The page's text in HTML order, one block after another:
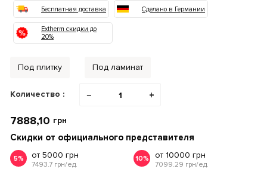
Бесплатная доставка Сделано в Германии
Extherm скидки до
20%
Под плитку Под ламинат
Количество : − +
7888,10 грн
Скидки от официального представителя
5% от 5000 грн
7493.7 грн/ед.
10% от 10000 грн
7099.29 грн/ед.